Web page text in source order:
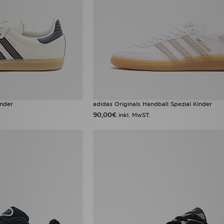
adidas Originals Handball Spezial Kinder
90,00€ inkl. MwST.